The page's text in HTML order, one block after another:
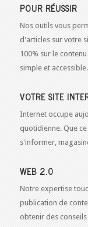
POUR RÉUSSIR
Nos outils vous
d'articles sur votre
100% sur le
simple et accessible.
VOTRE SITE
Internet occupe
quotidienne. Que
s'informer,
WEB 2.0
Notre expertise
publication de
obtenir des